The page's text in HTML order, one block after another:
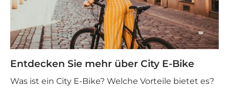
Entdecken Sie mehr über City E-Bike
Was ist ein City E-Bike? Welche Vorteile bietet es?